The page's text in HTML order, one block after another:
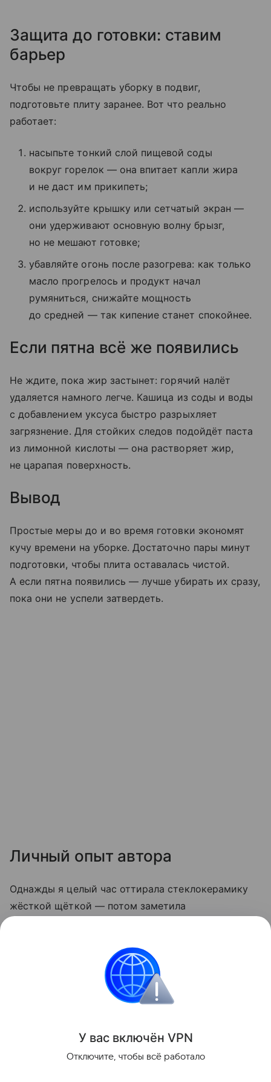
Защита до готовки: ставим
барьер
Чтобы не превращать уборку в подвиг,
подготовьте плиту заранее. Вот что реально
работает:
насыпьте тонкий слой пищевой соды
вокруг горелок — она впитает капли жира
и не даст им прикипеть;
используйте крышку или сетчатый экран —
они удерживают основную волну брызг,
но не мешают готовке;
убавляйте огонь после разогрева: как только
масло прогрелось и продукт начал
румяниться, снижайте мощность
до средней — так кипение станет спокойнее.
Если пятна всё же появились
Не ждите, пока жир застынет: горячий налёт
удаляется намного легче. Кашица из соды и воды
с добавлением уксуса быстро разрыхляет
загрязнение. Для стойких следов подойдёт паста
из лимонной кислоты — она растворяет жир,
не царапая поверхность.
Вывод
Простые меры до и во время готовки экономят
кучу времени на уборке. Достаточно пары минут
подготовки, чтобы плита оставалась чистой.
А если пятна появились — лучше убирать их сразу,
пока они не успели затвердеть.
Личный опыт автора
Однажды я целый час оттирала стеклокерамику
жёсткой щёткой — потом заметила
стороной губки и содой. Теперь плита выглядит
опрятно даже после самых «бурных» блюд.
У вас включён VPN
Отключите, чтобы всё работало